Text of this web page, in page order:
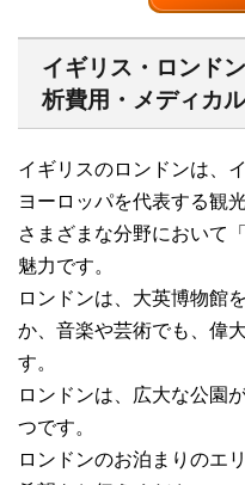
イギリス・ロンド
析費用・メディカ
イギリスのロンドンは、
ヨーロッパを代表する観
さまざまな分野において
魅力です。
ロンドンは、大英博物館
か、音楽や芸術でも、偉
す。
ロンドンは、広大な公園
つです。
ロンドンのお泊まりのエ